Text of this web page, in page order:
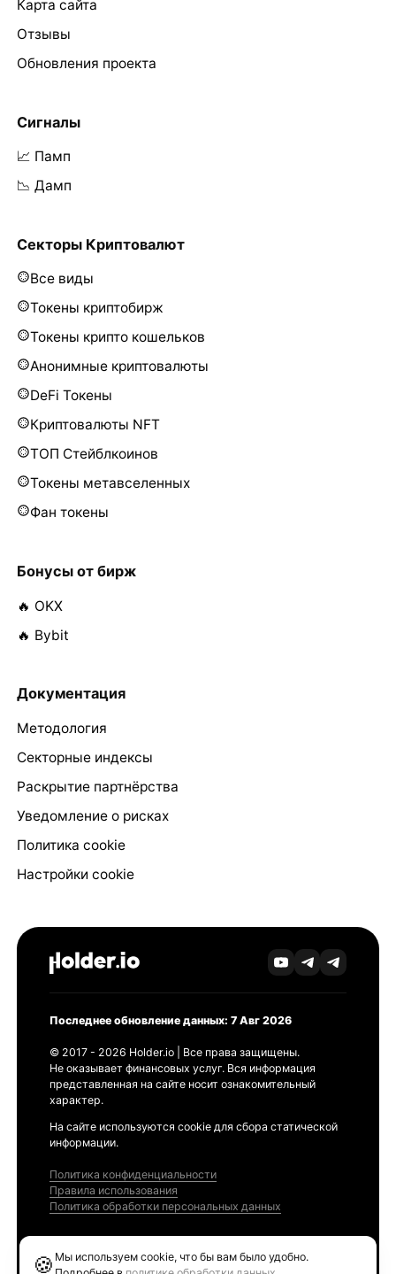
Карта сайта
Отзывы
Обновления проекта
Сигналы
📈 Памп
📉 Дамп
Секторы Криптовалют
Все виды
Токены криптобирж
Токены крипто кошельков
Анонимные криптовалюты
DeFi Токены
Криптовалюты NFT
ТОП Стейблкоинов
Токены метавселенных
Фан токены
Бонусы от бирж
🔥 OKX
🔥 Bybit
Документация
Методология
Секторные индексы
Раскрытие партнёрства
Уведомление о рисках
Политика cookie
Настройки cookie
Последнее обновление данных: 7 Авг 2026
© 2017 - 2026 Holder.io | Все права защищены.
Не оказывает финансовых услуг. Вся информация
представленная на сайте носит ознакомительный
характер.
На сайте используются cookie для сбора статической
информации.
Политика конфиденциальности
Правила использования
Политика обработки персональных данных
🍪 Мы используем cookie, что бы вам было удобно.
Ethereum GAS Tracker